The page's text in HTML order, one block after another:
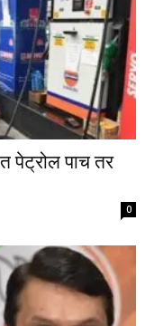
पेट्रोल पाच तर
0